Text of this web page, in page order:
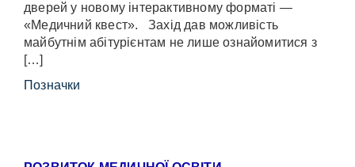
дверей у новому інтерактивному форматі —
«Медичний квест». Захід дав можливість
майбутнім абітурієнтам не лише ознайомитися з
[…]
Позначки